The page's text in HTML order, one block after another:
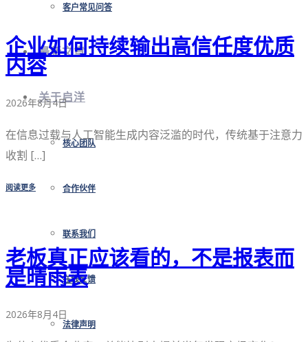
客户常见问答
最新文章
关于启洋
核心团队
合作伙伴
联系我们
在线反馈
法律声明
企业如何持续输出高信任度优质
内容
2026年8月4日
在信息过载与人工智能生成内容泛滥的时代，传统基于注意力
收割 […]
阅读更多
老板真正应该看的，不是报表而
是晴雨表
2026年8月4日